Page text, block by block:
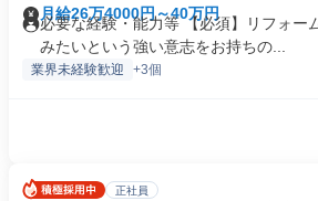
月給26万4000円～40万円
必要な経験・能力等 【必須】リフォー
みたいという強い意志をお持ちの...
業界未経験歓迎 +3個
正社員